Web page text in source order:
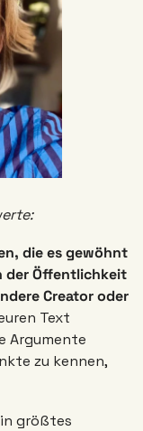
die es gewöhnt
der Öffentlichkeit
Creator oder
Text
Argumente
zu kennen,
größtes